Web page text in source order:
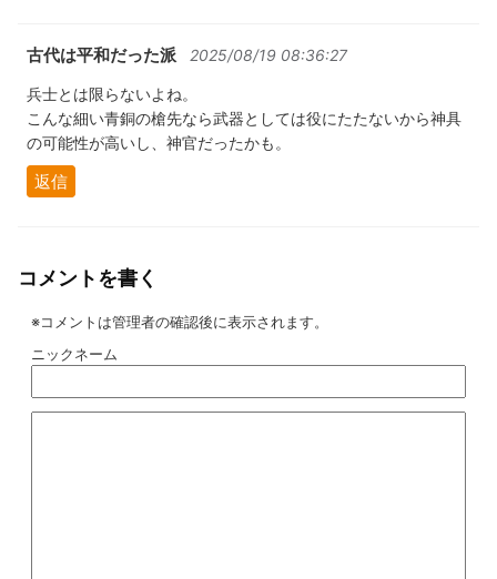
古代は平和だった派 2025/08/19 08:36:27
兵士とは限らないよね。
こんな細い青銅の槍先なら武器としては役にたたないから神具
の可能性が高いし、神官だったかも。
返信
コメントを書く
※コメントは管理者の確認後に表示されます。
ニックネーム